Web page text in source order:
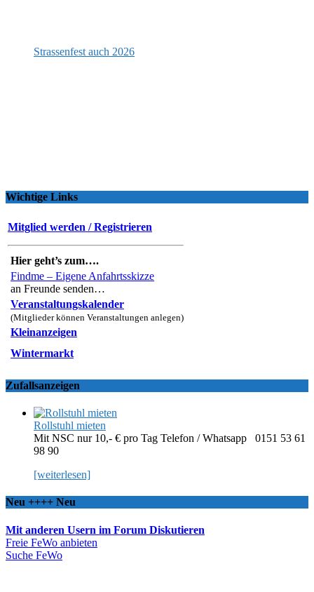
Strassenfest auch 2026
Wichtige Links
Mitglied werden / Registrieren
Hier geht’s zum….
Findme – Eigene Anfahrtsskizze
an Freunde senden…
Veranstaltungskalender
(Mitglieder können Veranstaltungen anlegen)
Kleinanzeigen
Wintermarkt
Zufallsanzeigen
Rollstuhl mieten
Mit NSC nur 10,- € pro Tag Telefon / Whatsapp 0151 53 61
98 90
[weiterlesen]
Neu ++++ Neu
Mit anderen Usern im Forum Diskutieren
Freie FeWo anbieten
Suche FeWo